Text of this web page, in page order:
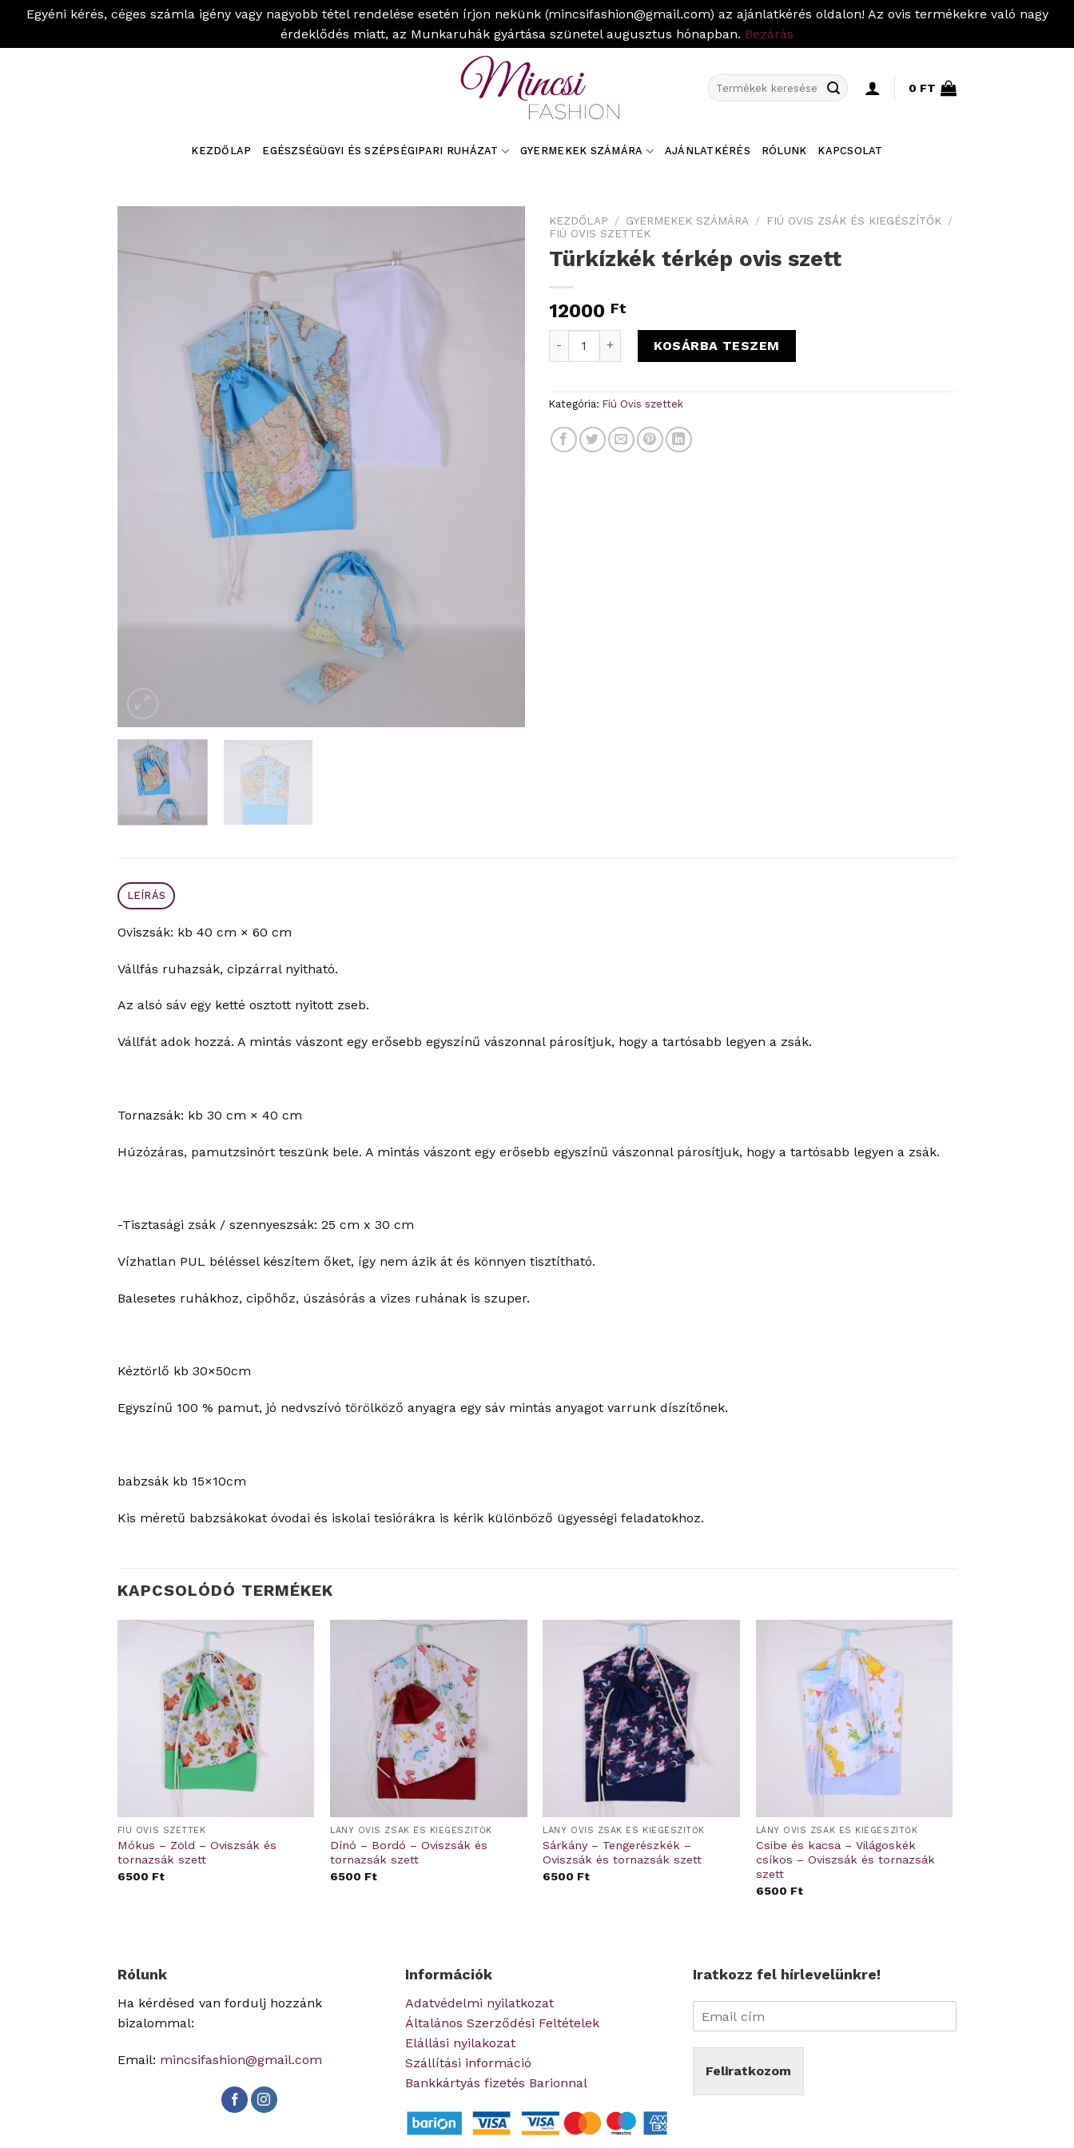
Egyéni kérés, céges számla igény vagy nagyobb tétel rendelése esetén írjon nekünk (mincsifashion@gmail.com) az ajánlatkérés oldalon! Az ovis termékekre való nagy
érdeklődés miatt, az Munkaruhák gyártása szünetel augusztus hónapban. Bezárás
Keresés
a
0 FT
KEZDŐLAP EGÉSZSÉGÜGYI ÉS SZÉPSÉGIPARI RUHÁZAT GYERMEKEK SZÁMÁRA AJÁNLATKÉRÉS RÓLUNK KAPCSOLAT
KEZDŐLAP / GYERMEKEK SZÁMÁRA / FIÚ OVIS ZSÁK ÉS KIEGÉSZÍTŐK /
FIÚ OVIS SZETTEK
Türkízkék térkép ovis szett
12000 Ft
Türkízkék térkép ovis szett mennyiség
KOSÁRBA TESZEM
Kategória: Fiú Ovis szettek
LEÍRÁS
Oviszsák: kb 40 cm × 60 cm
Vállfás ruhazsák, cipzárral nyitható.
Az alsó sáv egy ketté osztott nyitott zseb.
Vállfát adok hozzá. A mintás vászont egy erősebb egyszínű vászonnal párosítjuk, hogy a tartósabb legyen a zsák.
Tornazsák: kb 30 cm × 40 cm
Húzózáras, pamutzsinórt teszünk bele. A mintás vászont egy erősebb egyszínű vászonnal párosítjuk, hogy a tartósabb legyen a zsák.
-Tisztasági zsák / szennyeszsák: 25 cm x 30 cm
Vízhatlan PUL béléssel készítem őket, így nem ázik át és könnyen tisztítható.
Balesetes ruhákhoz, cipőhőz, úszásórás a vizes ruhának is szuper.
Kéztörlő kb 30×50cm
Egyszínű 100 % pamut, jó nedvszívó törölköző anyagra egy sáv mintás anyagot varrunk díszítőnek.
babzsák kb 15×10cm
Kis méretű babzsákokat óvodai és iskolai tesiórákra is kérik különböző ügyességi feladatokhoz.
KAPCSOLÓDÓ TERMÉKEK
FIÚ OVIS SZETTEK
Mókus – Zöld – Oviszsák és
tornazsák szett
6500 Ft
LÁNY OVIS ZSÁK ÉS KIEGÉSZÍTŐK
Dínó – Bordó – Oviszsák és
tornazsák szett
6500 Ft
LÁNY OVIS ZSÁK ÉS KIEGÉSZÍTŐK
Sárkány – Tengerészkék –
Oviszsák és tornazsák szett
6500 Ft
LÁNY OVIS ZSÁK ÉS KIEGÉSZÍTŐK
Csibe és kacsa – Világoskék
csíkos – Oviszsák és tornazsák
szett
6500 Ft
Rólunk
Ha kérdésed van fordulj hozzánk
bizalommal:
Email: mincsifashion@gmail.com
Információk
Adatvédelmi nyilatkozat
Általános Szerződési Feltételek
Elállási nyilakozat
Szállítási információ
Bankkártyás fizetés Barionnal
Iratkozz fel hírlevelünkre!
Feliratkozom